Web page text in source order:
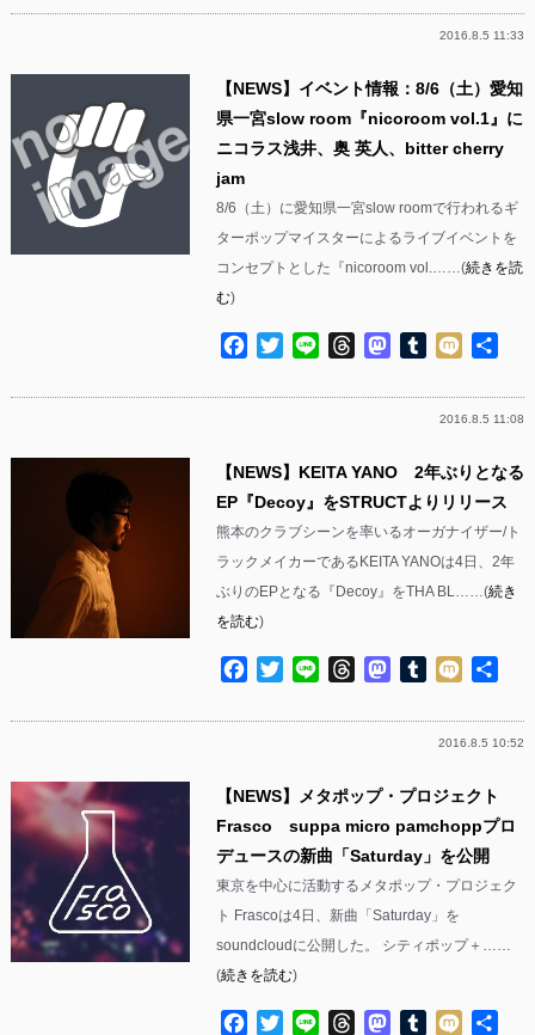
2016.8.5 11:33
【NEWS】イベント情報：8/6（土）愛知
県一宮slow room『nicoroom vol.1』に
ニコラス浅井、奥 英人、bitter cherry
jam
8/6（土）に愛知県一宮slow roomで行われるギ
ターポップマイスターによるライブイベントを
コンセプトとした『nicoroom vol.……(続きを読
む)
Facebook
TwitterLine ThreadsMastodon
Tumblr
Mixi
2016.8.5 11:08
【NEWS】KEITA YANO 2年ぶりとなる
EP『Decoy』をSTRUCTよりリリース
熊本のクラブシーンを率いるオーガナイザー/ト
ラックメイカーであるKEITA YANOは4日、2年
ぶりのEPとなる『Decoy』をTHA BL……(続き
を読む)
Facebook
TwitterLine ThreadsMastodon
Tumblr
Mixi
2016.8.5 10:52
【NEWS】メタポップ・プロジェクト
Frasco suppa micro pamchoppプロ
デュースの新曲「Saturday」を公開
東京を中心に活動するメタポップ・プロジェク
ト Frascoは4日、新曲「Saturday」を
soundcloudに公開した。 シティポップ＋……
(続きを読む)
Facebook
TwitterLine ThreadsMastodon
Tumblr
Mixi